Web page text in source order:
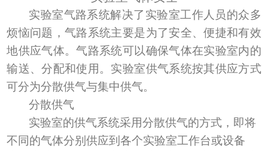
实验室气路系统解决了实验室工作人员的众多
烦恼问题，气路系统主要是为了安全、便捷和有效
地供应气体。气路系统可以确保气体在实验室内的
输送、分配和使用。实验室供气系统按其供应方式
可分为分散供气与集中供气。
分散供气
实验室的供气系统采用分散供气的方式，即将
不同的气体分别供应到各个实验室工作台或设备